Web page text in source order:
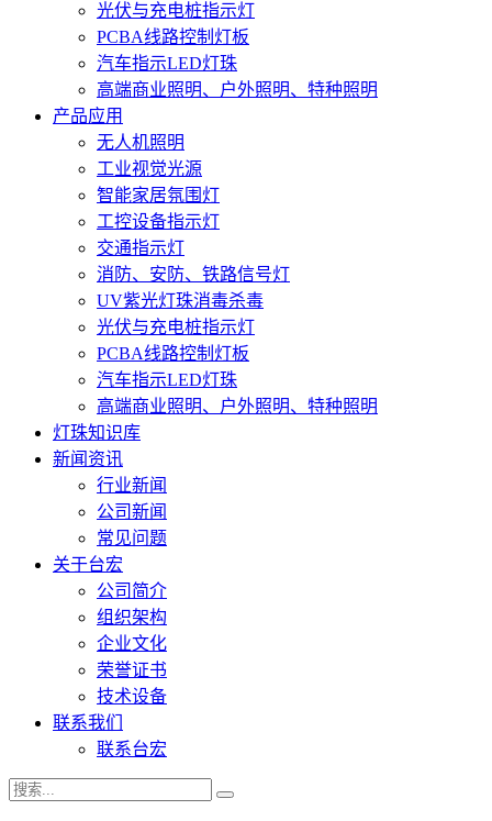
光伏与充电桩指示灯
PCBA线路控制灯板
汽车指示LED灯珠
高端商业照明、户外照明、特种照明
产品应用
无人机照明
工业视觉光源
智能家居氛围灯
工控设备指示灯
交通指示灯
消防、安防、铁路信号灯
UV紫光灯珠消毒杀毒
光伏与充电桩指示灯
PCBA线路控制灯板
汽车指示LED灯珠
高端商业照明、户外照明、特种照明
灯珠知识库
新闻资讯
行业新闻
公司新闻
常见问题
关于台宏
公司简介
组织架构
企业文化
荣誉证书
技术设备
联系我们
联系台宏